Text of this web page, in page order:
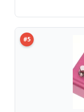
#5